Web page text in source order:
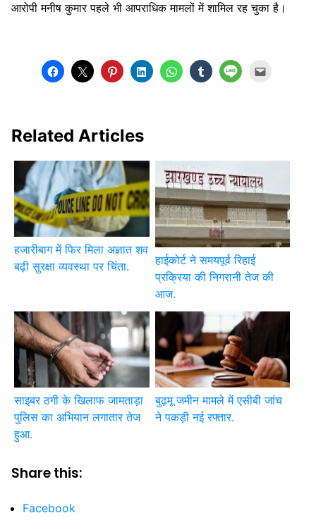
आरोपी मनीष कुमार पहले भी आपराधिक मामलों में शामिल रह चुका है।
Related Articles
हजारीबाग में फिर मिला अज्ञात शव
बढ़ी सुरक्षा व्यवस्था पर चिंता.
हाईकोर्ट ने समयपूर्व रिहाई
प्रक्रिया की निगरानी तेज की
आज.
साइबर ठगी के खिलाफ जामताड़ा
पुलिस का अभियान लगातार तेज
हुआ.
बुढ़मू जमीन मामले में एसीबी जांच
ने पकड़ी नई रफ्तार.
Share this:
Facebook